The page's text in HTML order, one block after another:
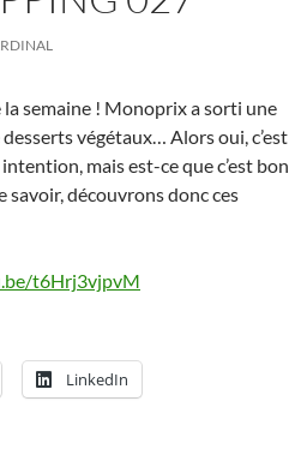
semaine ! Monoprix a sorti une
végétaux… Alors oui, c’est
mais est-ce que c’est bon
savoir, découvrons donc ces
t6Hrj3vjpvM
LinkedIn